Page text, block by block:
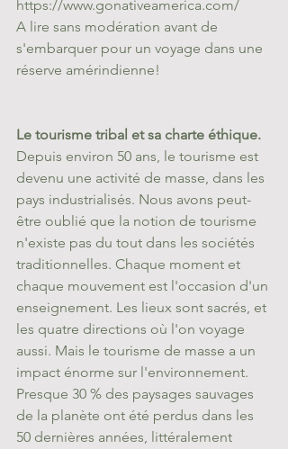
https://www.gonativeamerica.com/
A lire sans modération avant de
s'embarquer pour un voyage dans une
réserve amérindienne!
Le tourisme tribal et sa charte éthique.
Depuis environ 50 ans, le tourisme est
devenu une activité de masse, dans les
pays industrialisés. Nous avons peut-
être oublié que la notion de tourisme
n'existe pas du tout dans les sociétés
traditionnelles. Chaque moment et
chaque mouvement est l'occasion d'un
enseignement. Les lieux sont sacrés, et
les quatre directions où l'on voyage
aussi. Mais le tourisme de masse a un
impact énorme sur l'environnement.
Presque 30 % des paysages sauvages
de la planète ont été perdus dans les
50 dernières années, littéralement